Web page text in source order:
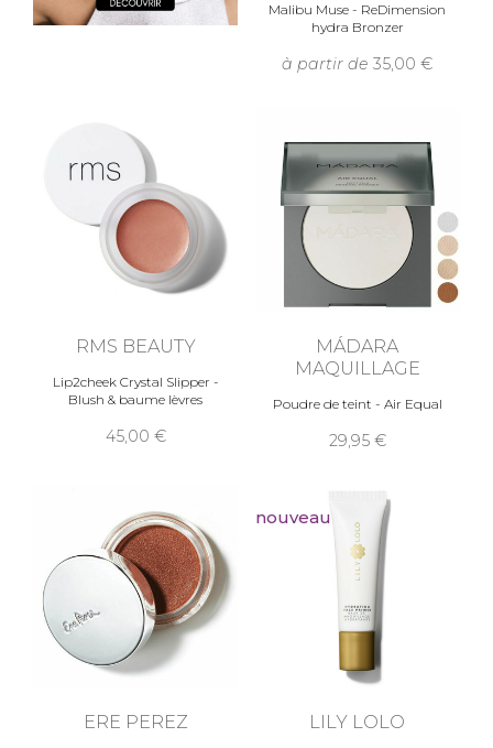
Malibu Muse - ReDimension
hydra Bronzer
à partir de 35,00
RMS BEAUTY
Lip2cheek Crystal Slipper -
Blush & baume lèvres
45,00
MÁDARA
MAQUILLAGE
Poudre de teint - Air Equal
29,95
ERE PEREZ
nouveau
LILY LOLO